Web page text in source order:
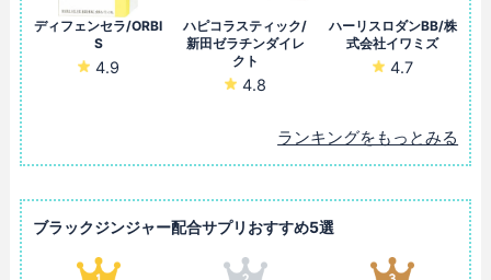
ディフェンセラ/ORBI
S
4.9
ハピコラスティック/
新田ゼラチンダイレ
クト
4.8
ハーリスロダンBB/株
式会社イワミズ
4.7
ランキングをもっとみる
ブラックジンジャー配合サプリおすすめ5選